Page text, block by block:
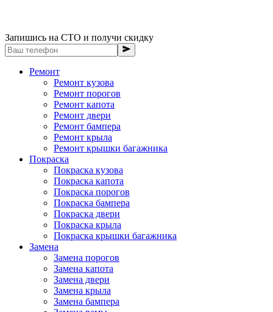
Запишись на СТО и получи скидку
Ремонт
Ремонт кузова
Ремонт порогов
Ремонт капота
Ремонт двери
Ремонт бампера
Ремонт крыла
Ремонт крышки багажника
Покраска
Покраска кузова
Покраска капота
Покраска порогов
Покраска бампера
Покраска двери
Покраска крыла
Покраска крышки багажника
Замена
Замена порогов
Замена капота
Замена двери
Замена крыла
Замена бампера